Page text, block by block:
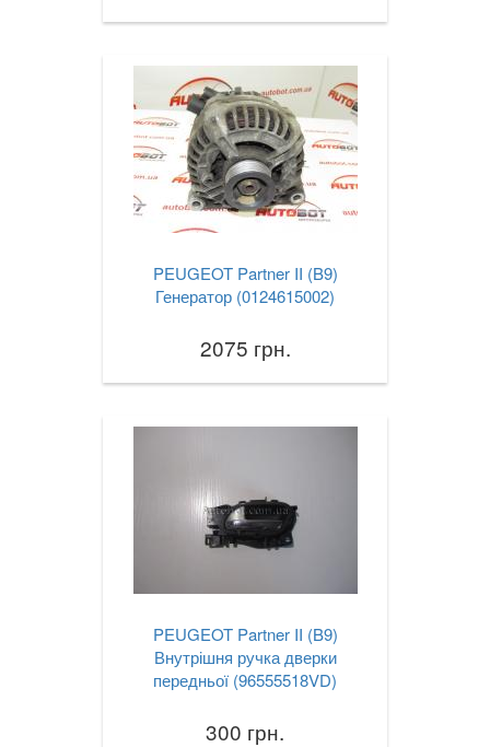
PEUGEOT Partner II (B9)
Генератор (0124615002)
2075 грн.
PEUGEOT Partner II (B9)
Внутрішня ручка дверки
передньої (96555518VD)
300 грн.